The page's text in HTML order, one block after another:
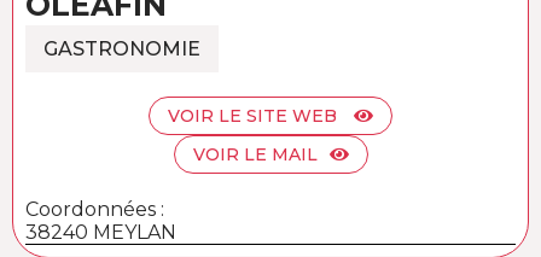
GASTRONOMIE
VOIR LE SITE WEB
VOIR LE MAIL
Coordonnées :
38240 MEYLAN